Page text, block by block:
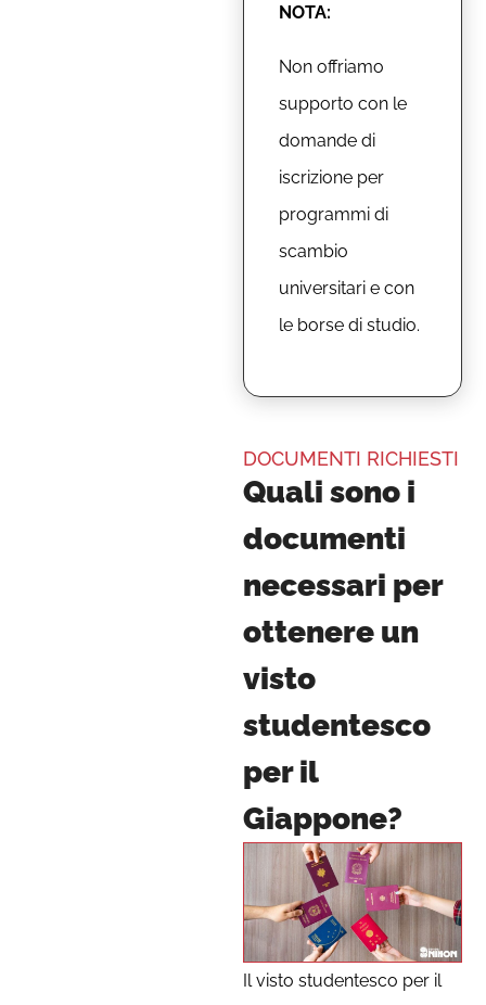
NOTA:
Non offriamo
supporto con le
domande di
iscrizione per
programmi di
scambio
universitari e con
le borse di studio.
DOCUMENTI RICHIESTI
Quali sono i
documenti
necessari per
ottenere un
visto
studentesco
per il
Giappone?
Il visto studentesco per il